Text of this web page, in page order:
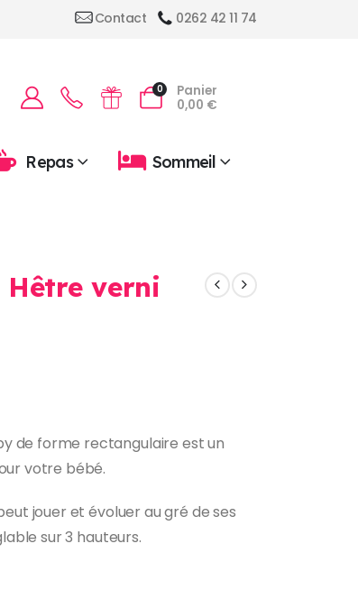
Contact 0262 42 11 74
0
Panier
0,00 €
Repas Sommeil
Hêtre verni
de forme rectangulaire est un
votre bébé.
jouer et évoluer au gré de ses
sur 3 hauteurs.